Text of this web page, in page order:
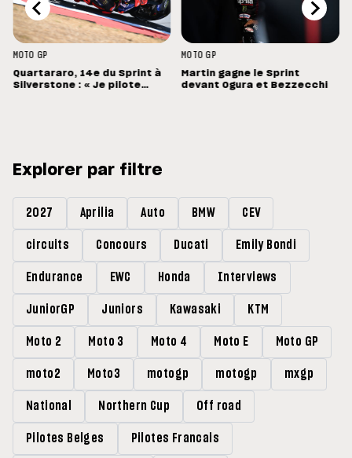
MOTO GP
Quartararo, 14e du Sprint à
Silverstone : « Je pilote
MOTO GP
Martin gagne le Sprint
devant Ogura et Bezzecchi
Explorer par filtre
2027 Aprilia Auto BMW CEV
circuits Concours Ducati Emily Bondi
Endurance EWC Honda Interviews
JuniorGP Juniors Kawasaki KTM
Moto 2 Moto 3 Moto 4 Moto E Moto GP
moto2 Moto3 motogp motogp mxgp
National Northern Cup Off road
Pilotes Belges Pilotes Francais